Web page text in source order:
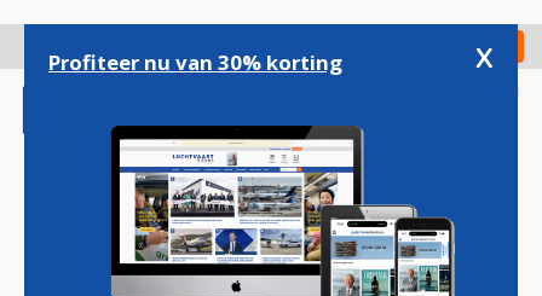
gaan
Check in
Magazine Podcasts Vacatures
Profiteer nu van 30% korting x